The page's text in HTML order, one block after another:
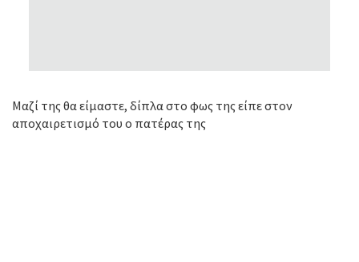
Μαζί της θα είμαστε, δίπλα στο φως της είπε στον
αποχαιρετισμό του ο πατέρας της